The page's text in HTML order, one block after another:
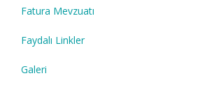
Fatura Mevzuatı
Faydalı Linkler
Galeri